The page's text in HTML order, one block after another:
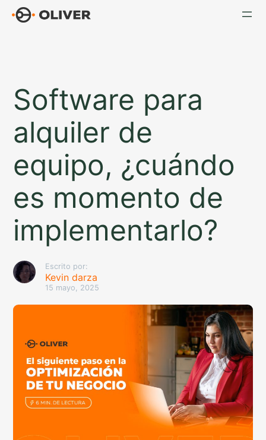
Saltar
Software para
alquiler de
equipo, ¿cuándo
es momento de
implementarlo?
Escrito por:
Kevin darza
15 mayo, 2025